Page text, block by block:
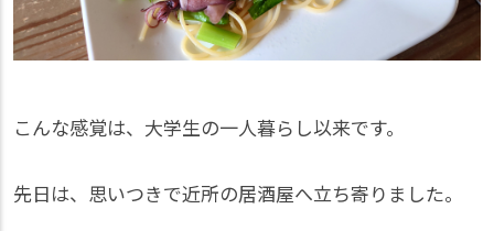
こんな感覚は、大学生の一人暮らし以来です。
先日は、思いつきで近所の居酒屋へ立ち寄りました。